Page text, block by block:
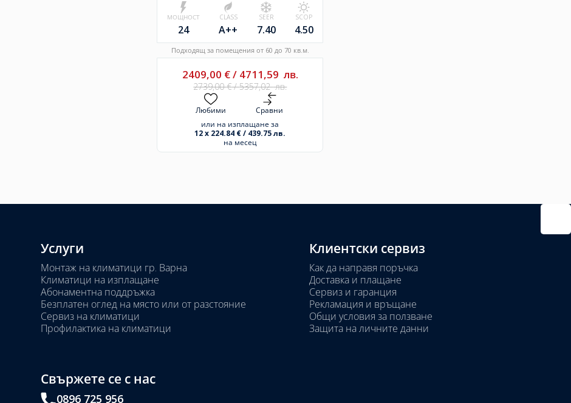
МОЩНОСТ
24
CLASS
A++
SEER
7.40
SCOP
4.50
Подходящ за помещения от 60 до 70 кв.м.
2409,00 €/ 4711,59 лв.
2739,00€/5357,02лв.
Любими
Сравни
или на изплащане за
12 x 224.84 € / 439.75 лв.
на месец
Услуги
Монтаж на климатици гр. Варна
Климатици на изплащане
Абонаментна поддръжка
Безплатен оглед на място или от разстояние
Сервиз на климатици
Профилактика на климатици
Клиентски сервиз
Как да направя поръчка
Доставка и плащане
Сервиз и гаранция
Рекламация и връщане
Общи условия за ползване
Защита на личните данни
Свържете се с нас
0896 725 956